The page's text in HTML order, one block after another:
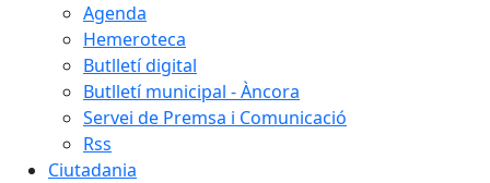
Agenda
Hemeroteca
Butlletí digital
Butlletí municipal - Àncora
Servei de Premsa i Comunicació
Rss
Ciutadania